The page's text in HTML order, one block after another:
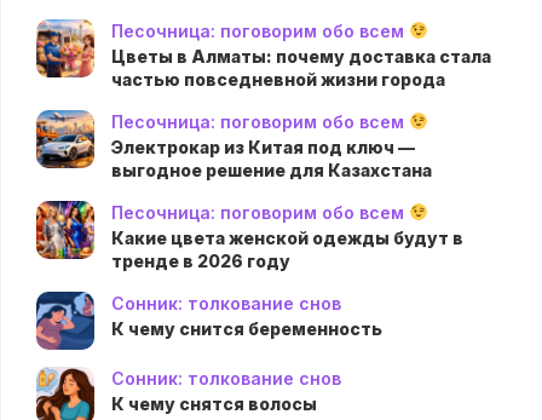
Песочница: поговорим обо всем
Цветы в Алматы: почему доставка стала
частью повседневной жизни города
Песочница: поговорим обо всем
Электрокар из Китая под ключ —
выгодное решение для Казахстана
Песочница: поговорим обо всем
Какие цвета женской одежды будут в
тренде в 2026 году
Сонник: толкование снов
К чему снится беременность
Сонник: толкование снов
К чему снятся волосы